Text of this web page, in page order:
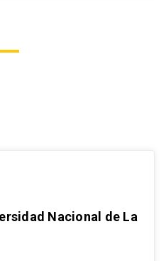
Nacional de La